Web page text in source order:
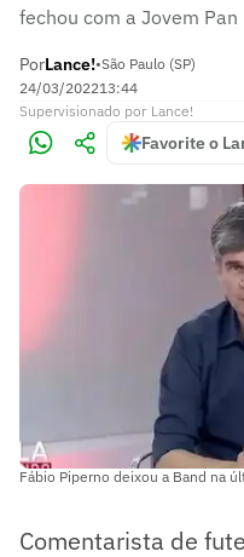
fechou com a Jovem Pan
PorLance!•São Paulo (SP)
24/03/202213:44
Supervisionado por Lance!
Favorite o
Fábio Piperno deixou a Band na
Comentarista de